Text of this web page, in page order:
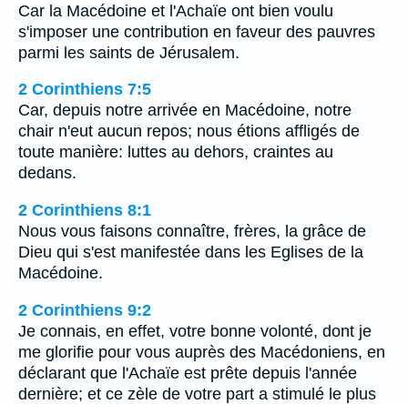
Car la Macédoine et l'Achaïe ont bien voulu
s'imposer une contribution en faveur des pauvres
parmi les saints de Jérusalem.
2 Corinthiens 7:5
Car, depuis notre arrivée en Macédoine, notre
chair n'eut aucun repos; nous étions affligés de
toute manière: luttes au dehors, craintes au
dedans.
2 Corinthiens 8:1
Nous vous faisons connaître, frères, la grâce de
Dieu qui s'est manifestée dans les Eglises de la
Macédoine.
2 Corinthiens 9:2
Je connais, en effet, votre bonne volonté, dont je
me glorifie pour vous auprès des Macédoniens, en
déclarant que l'Achaïe est prête depuis l'année
dernière; et ce zèle de votre part a stimulé le plus